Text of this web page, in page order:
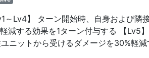
～Lv4】 ターン開始時、自身および
減する効果を1ターン付与する 【Lv5
ニットから受けるダメージを30%軽